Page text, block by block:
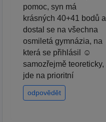
pomoc, syn má
krásných 40+41 bodů a
dostal se na všechna
osmiletá gymnázia, na
která se přihlásil ☺️
samozřejmě teoreticky,
jde na prioritní
odpovědět